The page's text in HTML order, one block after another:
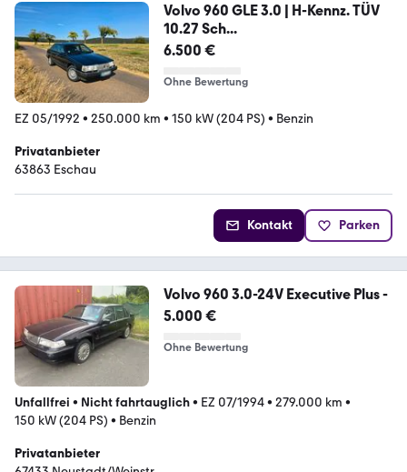
Volvo 960 GLE 3.0 | H-Kennz. TÜV
10.27 Sch...
6.500 €
Ohne Bewertung
EZ 05/1992 • 250.000 km • 150 kW (204 PS) • Benzin
Privatanbieter
63863 Eschau
Kontakt Parken
Volvo 960 3.0-24V Executive Plus -
5.000 €
Ohne Bewertung
Unfallfrei • Nicht fahrtauglich• EZ 07/1994• 279.000 km •
150 kW (204 PS) • Benzin
Privatanbieter